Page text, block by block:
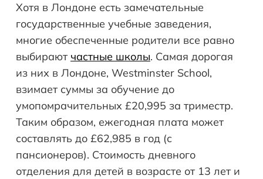
Хотя в Лондоне есть замечательные
государственные учебные заведения,
многие обеспеченные родители все равно
выбирают частные школы. Самая дорогая
из них в Лондоне, Westminster School,
взимает суммы за обучение до
умопомрачительных £20,995 за триместр.
Таким образом, ежегодная плата может
составлять до £62,985 в год (с
пансионеров). Стоимость дневного
отделения для детей в возрасте от 13 лет и